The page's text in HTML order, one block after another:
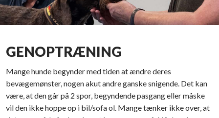
GENOPTRÆNING
Mange hunde begynder med tiden at ændre deres
bevægemønster, nogen akut andre ganske snigende. Det kan
være, at den går på 2 spor, begyndende pasgang eller måske
vil den ikke hoppe op i bil/sofa ol. Mange tænker ikke over, at